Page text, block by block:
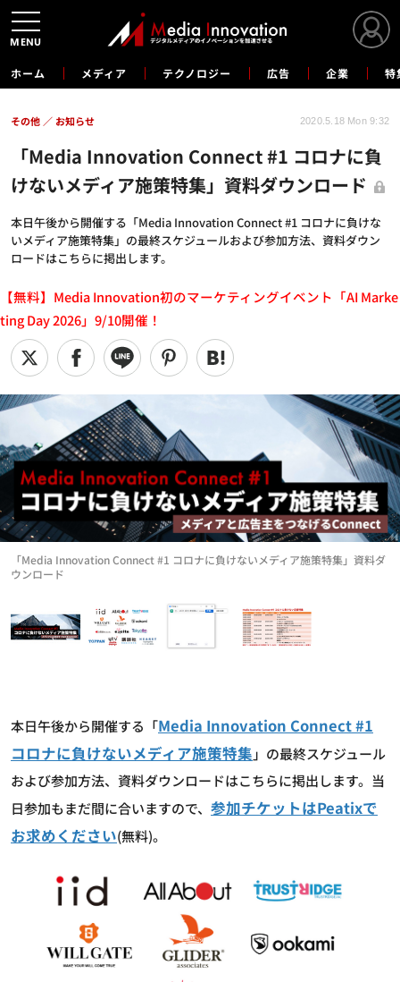
ホーム メディア テクノロジー 広告 企業 特
「Media Innovation Connect #1 コロナに負
けないメディア施策特集」資料ダウンロード
本日午後から開催する「Media Innovation Connect #1 コロナに負けな
いメディア施策特集」の最終スケジュールおよび参加方法、資料ダウン
ロードはこちらに掲出します。
その他 お知らせ 2020.5.18 Mon 9:32
【無料】Media Innovation初のマーケティングイベント「AI Marke
ting Day 2026」9/10開催！
「Media Innovation Connect #1 コロナに負けないメディア施策特集」資料ダ
ウンロード
本日午後から開催する「Media Innovation Connect #1
コロナに負けないメディア施策特集 」の最終スケジュール
および参加方法、資料ダウンロードはこちらに掲出します。当
日参加もまだ間に合いますので、 参加チケットはPeatixで
お求めください(無料)。
MENU